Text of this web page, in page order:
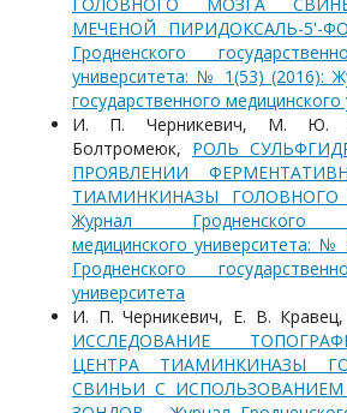
МЕЧЕНОЙ ПИРИДОКСАЛЬ-5'-
Гродненского
университета: № 1(53) (2016):
государственного медицинского
И. П. Черникевич, М. Ю.
Болтромеюк, РОЛЬ
ПРОЯВЛЕНИИ
ТИАМИНКИНАЗЫ
Журнал Гродненского
медицинского университета: №
Гродненского
университета
И. П. Черникевич, Е. В.
ИССЛЕДОВАНИЕ
ЦЕНТРА ТИАМИНКИНАЗЫ
СВИНЬИ С ИСПОЛЬЗОВАНИЕМ